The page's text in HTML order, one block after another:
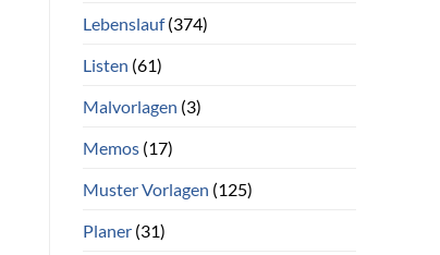
Lebenslauf(374)
Listen (61)
Malvorlagen (3)
Memos(17)
Muster Vorlagen (125)
Planer(31)